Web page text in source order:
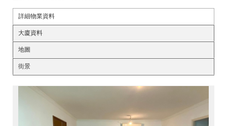
詳細物業資料
大廈資料
地圖
街景